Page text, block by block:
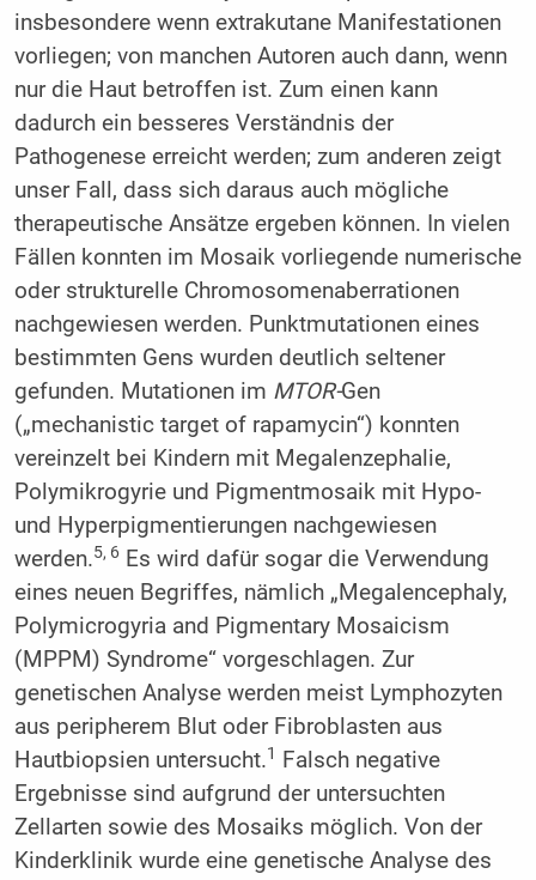
insbesondere wenn extrakutane Manifestationen
vorliegen; von manchen Autoren auch dann, wenn
nur die Haut betroffen ist. Zum einen kann
dadurch ein besseres Verständnis der
Pathogenese erreicht werden; zum anderen zeigt
unser Fall, dass sich daraus auch mögliche
therapeutische Ansätze ergeben können. In vielen
Fällen konnten im Mosaik vorliegende numerische
oder strukturelle Chromosomenaberrationen
nachgewiesen werden. Punktmutationen eines
bestimmten Gens wurden deutlich seltener
gefunden. Mutationen im MTOR-Gen
(„mechanistic target of rapamycin“) konnten
vereinzelt bei Kindern mit Megalenzephalie,
Polymikrogyrie und Pigmentmosaik mit Hypo-
und Hyperpigmentierungen nachgewiesen
werden.5, 6Es wird dafür sogar die Verwendung
eines neuen Begriffes, nämlich „Megalencephaly,
Polymicrogyria and Pigmentary Mosaicism
(MPPM) Syndrome“ vorgeschlagen. Zur
genetischen Analyse werden meist Lymphozyten
aus peripherem Blut oder Fibroblasten aus
Hautbiopsien untersucht.1
Falsch negative
Ergebnisse sind aufgrund der untersuchten
Zellarten sowie des Mosaiks möglich. Von der
Kinderklinik wurde eine genetische Analyse des